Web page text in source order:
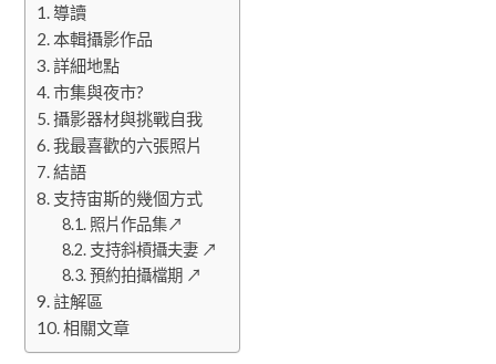
導讀
本輯攝影作品
詳細地點
市集與夜市?
攝影器材與挑戰自我
我最喜歡的六張照片
結語
支持宙斯的幾個方式
照片作品集↗
支持斜槓攝夫妻 ↗
預約拍攝檔期 ↗
註解區
相關文章